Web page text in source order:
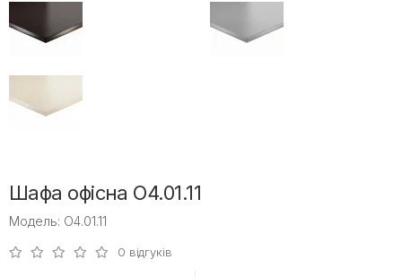
Шафа офісна O4.01.11
Модель: O4.01.11
0 відгуків